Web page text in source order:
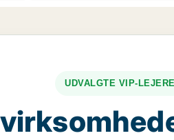
UDVALGTE VIP-LEJERE